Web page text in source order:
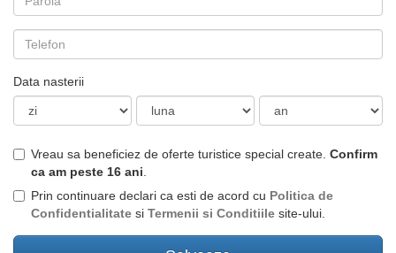
Data nasterii
Vreau sa beneficiez de oferte turistice special create. Confirm
ca am peste 16 ani
Prin continuare declari ca esti de acord cu Politica de
Confidentialitate si Termenii si Conditiile site-ului.